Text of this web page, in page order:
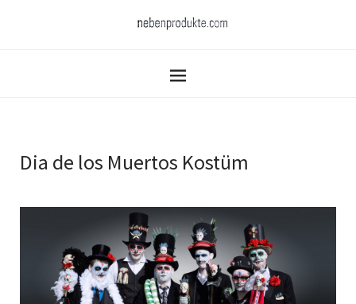
Dia de los Muertos Kostüm